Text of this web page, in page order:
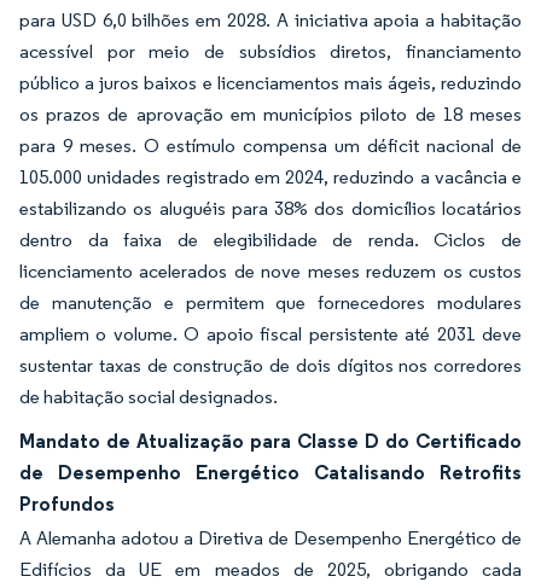
para USD 6,0 bilhões em 2028. A iniciativa apoia a habitação
acessível por meio de subsídios diretos, financiamento
público a juros baixos e licenciamentos mais ágeis, reduzindo
os prazos de aprovação em municípios piloto de 18 meses
para 9 meses. O estímulo compensa um déficit nacional de
105.000 unidades registrado em 2024, reduzindo a vacância e
estabilizando os aluguéis para 38% dos domicílios locatários
dentro da faixa de elegibilidade de renda. Ciclos de
licenciamento acelerados de nove meses reduzem os custos
de manutenção e permitem que fornecedores modulares
ampliem o volume. O apoio fiscal persistente até 2031 deve
sustentar taxas de construção de dois dígitos nos corredores
de habitação social designados.
Mandato de Atualização para Classe D do Certificado
de Desempenho Energético Catalisando Retrofits
Profundos
A Alemanha adotou a Diretiva de Desempenho Energético de
Edifícios da UE em meados de 2025, obrigando cada